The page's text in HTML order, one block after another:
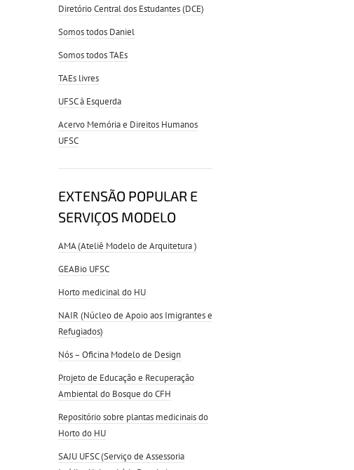
Diretório Central dos Estudantes (DCE)
Somos todos Daniel
Somos todos TAEs
TAEs livres
UFSC à Esquerda
Acervo Memória e Direitos Humanos
UFSC
EXTENSÃO POPULAR E
SERVIÇOS MODELO
AMA (Ateliê Modelo de Arquitetura )
GEABio UFSC
Horto medicinal do HU
NAIR (Núcleo de Apoio aos Imigrantes e
Refugiados)
Nós – Oficina Modelo de Design
Projeto de Educação e Recuperação
Ambiental do Bosque do CFH
Repositório sobre plantas medicinais do
Horto do HU
SAJU UFSC (Serviço de Assessoria